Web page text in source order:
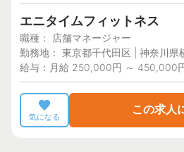
エニタイムフィットネス
職種： 店舗マネージャー
勤務地： 東京都千代田区 | 神奈川県
給与：月給 250,000円 ～ 450,000
気になる
この求人